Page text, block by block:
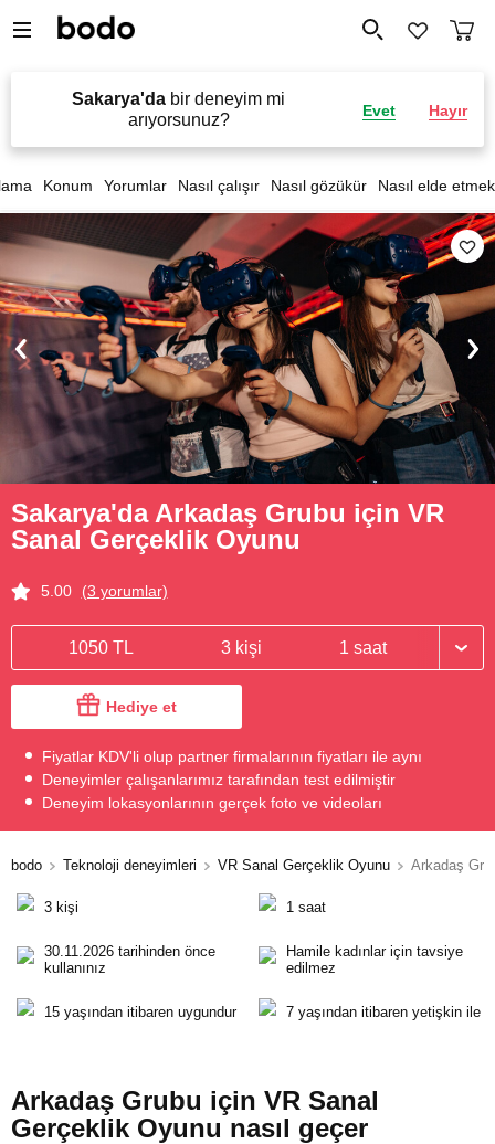
Sakarya'da bir deneyim mi
arıyorsunuz?
Evet Hayır
Konum Yorumlar Nasıl çalışır Nasıl gözükür Nasıl elde etmek
Sakarya'da Arkadaş Grubu için VR
Sanal Gerçeklik Oyunu
5.00 (3 yorumlar)
1050 TL 3 kişi 1 saat
Hediye et
Fiyatlar KDV'li olup partner firmalarının fiyatları ile aynı
Deneyimler çalışanlarımız tarafından test edilmiştir
Deneyim lokasyonlarının gerçek foto ve videoları
bodo Teknoloji deneyimleri VR Sanal Gerçeklik Oyunu Arkadaş
3 kişi 1 saat
30.11.2026 tarihinden önce
kullanınız
Hamile kadınlar için tavsiye
edilmez
15 yaşından itibaren uygundur 7 yaşından itibaren yetişkin ile
Arkadaş Grubu için VR Sanal
Gerçeklik Oyunu nasıl geçer